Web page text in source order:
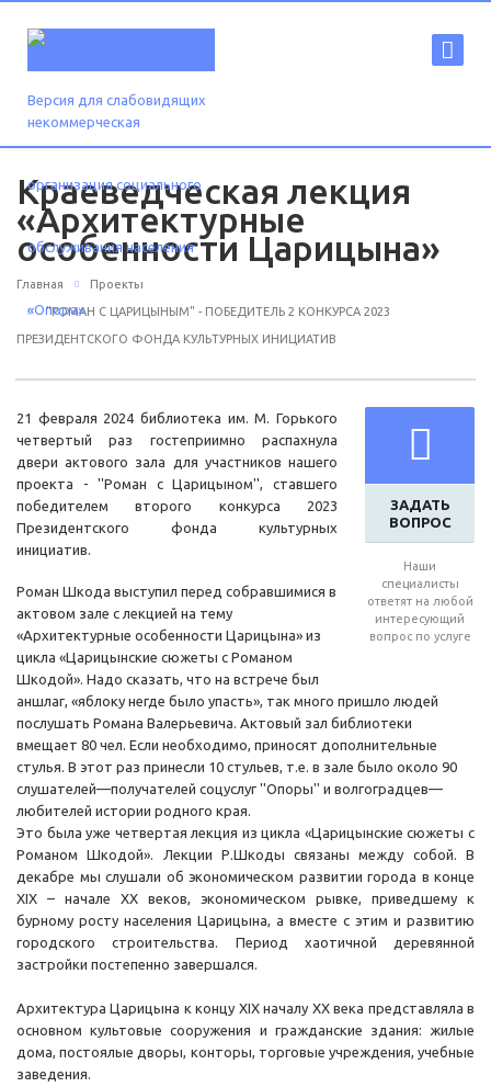
Версия для слабовидящих
Краеведческая лекция
«Архитектурные
особенности Царицына»
Главная Проекты
"РОМАН С ЦАРИЦЫНЫМ" - ПОБЕДИТЕЛЬ 2 КОНКУРСА 2023
ПРЕЗИДЕНТСКОГО ФОНДА КУЛЬТУРНЫХ ИНИЦИАТИВ
ЗАДАТЬ
ВОПРОС
Наши
специалисты
ответят на любой
интересующий
вопрос по услуге
21 февраля 2024 библиотека им. М. Горького
четвертый раз гостеприимно распахнула
двери актового зала для участников нашего
проекта - ''Роман с Царицыном'', ставшего
победителем второго конкурса 2023
Президентского фонда культурных
инициатив.
Роман Шкода выступил перед собравшимися в
актовом зале с лекцией на тему
«Архитектурные особенности Царицына» из
цикла «Царицынские сюжеты с Романом
Шкодой». Надо сказать, что на встрече был
аншлаг, «яблоку негде было упасть», так много пришло людей
послушать Романа Валерьевича. Актовый зал библиотеки
вмещает 80 чел. Если необходимо, приносят дополнительные
стулья. В этот раз принесли 10 стульев, т.е. в зале было около 90
слушателей—получателей соцуслуг ''Опоры'' и волгоградцев—
любителей истории родного края.
Это была уже четвертая лекция из цикла «Царицынские сюжеты с
Романом Шкодой». Лекции Р.Шкоды связаны между собой. В
декабре мы слушали об экономическом развитии города в конце
XIX – начале XX веков, экономическом рывке, приведшему к
бурному росту населения Царицына, а вместе с этим и развитию
городского строительства. Период хаотичной деревянной
застройки постепенно завершался.
Архитектура Царицына к концу XIX началу XX века представляла в
основном культовые сооружения и гражданские здания: жилые
дома, постоялые дворы, конторы, торговые учреждения, учебные
заведения.